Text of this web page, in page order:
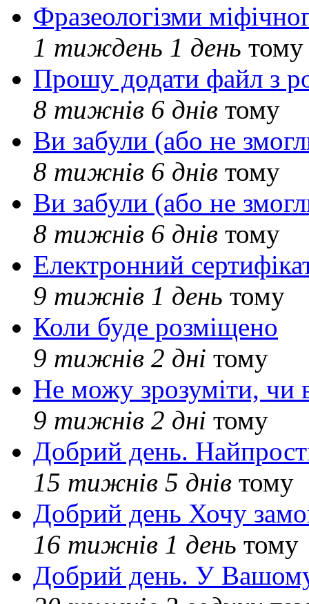
Фразеологізми
1 тиждень 1 день тому
Прошу додати файл з
8 тижнів 6 днів тому
Ви забули (або не
8 тижнів 6 днів тому
Ви забули (або не
8 тижнів 6 днів тому
Електронний
9 тижнів 1 день тому
Коли буде розміщено
9 тижнів 2 дні тому
Не можу зрозуміти, чи
9 тижнів 2 дні тому
Добрий день.
15 тижнів 5 днів тому
Добрий день Хочу
16 тижнів 1 день тому
Добрий день. У Вашому